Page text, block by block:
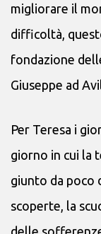
migliorare il
difficoltà,
fondazione
Giuseppe ad
Per Teresa i
giorno in cui la
giunto da poco
scoperte, la
delle